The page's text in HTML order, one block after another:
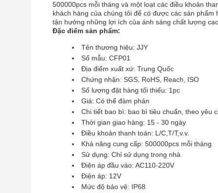
500000pcs mỗi tháng và một loạt các điều khoản
khách hàng của chúng tôi để có được các sản
tận hưởng những lợi ích của ánh sáng chất lượng
Đặc điểm sản phẩm:
Tên thương hiệu: JJY
Số mẫu: CFP01
Địa điểm xuất xứ: Trung Quốc
Chứng nhận: SGS, RoHS, Reach, ISO
Số lượng đặt hàng tối thiểu: 1pc
Giá: Có thể đàm phán
Chi tiết bao bì: bao bì tiêu chuẩn, theo yêu
Thời gian giao hàng: 15 - 30 ngày
Điều khoản thanh toán: L/C,T/T,v.v.
Khả năng cung cấp: 500000pcs mỗi tháng
Sử dụng: Chỉ sử dụng trong nhà
Điện áp đầu vào: AC110-220V
Điện áp: 12V
Mức độ bảo vệ: IP68